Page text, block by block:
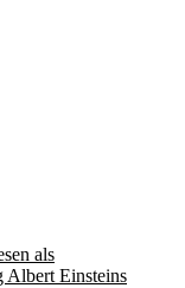
als
Albert Einsteins